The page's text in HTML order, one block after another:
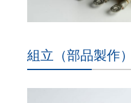
組立（部品製作）